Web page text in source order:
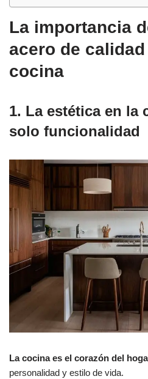
La importancia
acero de
cocina
1. La estética en la
solo funcionalidad
La cocina es el corazón del
personalidad y estilo de vida.